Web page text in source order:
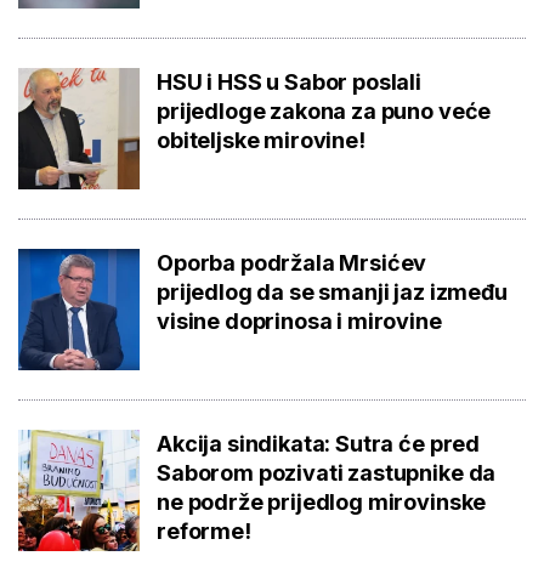
HSU i HSS u Sabor poslali
prijedloge zakona za puno veće
obiteljske mirovine!
Oporba podržala Mrsićev
prijedlog da se smanji jaz između
visine doprinosa i mirovine
Akcija sindikata: Sutra će pred
Saborom pozivati zastupnike da
ne podrže prijedlog mirovinske
reforme!